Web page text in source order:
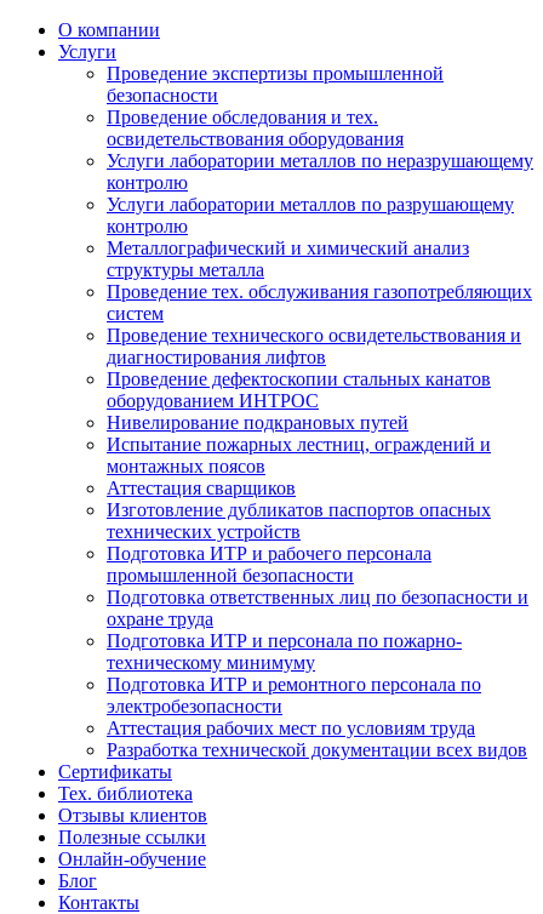
О компании
Услуги
Проведение экспертизы промышленной
безопасности
Проведение обследования и тех.
освидетельствования оборудования
Услуги лаборатории металлов по неразрушающему
контролю
Услуги лаборатории металлов по разрушающему
контролю
Металлографический и химический анализ
структуры металла
Проведение тех. обслуживания газопотребляющих
систем
Проведение технического освидетельствования и
диагностирования лифтов
Проведение дефектоскопии стальных канатов
оборудованием ИНТРОС
Нивелирование подкрановых путей
Испытание пожарных лестниц, ограждений и
монтажных поясов
Аттестация сварщиков
Изготовление дубликатов паспортов опасных
технических устройств
Подготовка ИТР и рабочего персонала
промышленной безопасности
Подготовка ответственных лиц по безопасности и
охране труда
Подготовка ИТР и персонала по пожарно-
техническому минимуму
Подготовка ИТР и ремонтного персонала по
электробезопасности
Аттестация рабочих мест по условиям труда
Разработка технической документации всех видов
Сертификаты
Тех. библиотека
Отзывы клиентов
Полезные ссылки
Онлайн-обучение
Блог
Контакты